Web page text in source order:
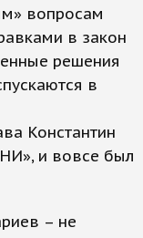
вопросам
в закон
решения
в
Константин
и вовсе был
– не